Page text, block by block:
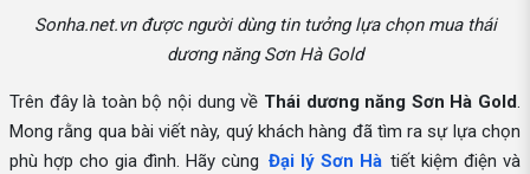
Sonha.net.vn được người dùng tin tưởng lựa chọn mua thái
dương năng Sơn Hà Gold
Trên đây là toàn bộ nội dung về Thái dương năng Sơn Hà Gold.
Mong rằng qua bài viết này, quý khách hàng đã tìm ra sự lựa chọn
phù hợp cho gia đình. Hãy cùng Đại lý Sơn Hà tiết kiệm điện và